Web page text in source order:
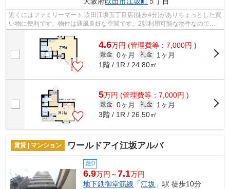
近くにはファミリーマート 吹田江坂五丁目店(徒歩4分)がありちょっとした買
い物に便利です。物件は通風良好な空間です。2駅利用可能な物件なので、
4.6万円 (管理費等：7,000円 )
敷金 0ヶ月 礼金
1ヶ月
1階 / 1R / 24.80㎡
5万円 (管理費等：7,000円 )
敷金 0ヶ月 礼金
1ヶ月
3階 / 1R / 26.50㎡
賃貸 | マンション ワールドアイ江坂アルバ
敷0
6.9万円～7.1万円
地下鉄御堂筋線 「江坂 」駅 徒歩10分